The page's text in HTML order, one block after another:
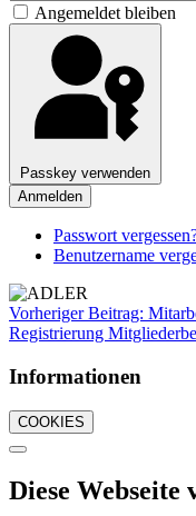
Angemeldet bleiben
Passkey verwenden
Anmelden
Passwort
Benutzername
Vorheriger Beitrag:
Registrierung
Informationen
COOKIES
Diese Webseite